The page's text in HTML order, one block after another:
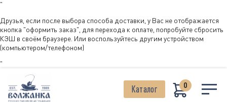
"
Друзья, если после выбора способа доставки, у Вас не отображается
кнопка "оформить заказ", для перехода к оплате, попробуйте сбросить
КЭШ в своём браузере. Или воспользуйтесь другим устройством
(компьютером/телефоном)
"
Каталог 0